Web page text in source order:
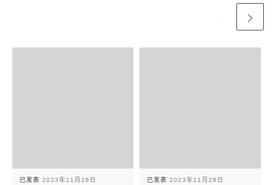
已发表 2023年11月28日 已发表 2023年11月28日